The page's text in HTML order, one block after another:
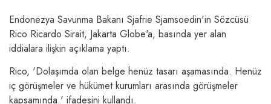
Endonezya Savunma Bakanı Sjafrie Sjamsoedin'in Sözcüsü
Rico Ricardo Sirait, Jakarta Globe'a, basında yer alan
iddialara ilişkin açıklama yaptı.
Rico, 'Dolaşımda olan belge henüz tasarı aşamasında. Henüz
iç görüşmeler ve hükümet kurumları arasında görüşmeler
kapsamında.' ifadesini kullandı.